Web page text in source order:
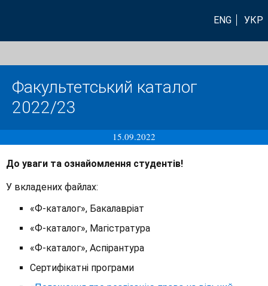
ENG УКР
Факультетський каталог
2022/23
15.09.2022
До уваги та ознайомлення студентів!
У вкладених файлах:
«Ф-каталог», Бакалавріат
«Ф-каталог», Магістратура
«Ф-каталог», Аспірантура
Сертифікатні програми